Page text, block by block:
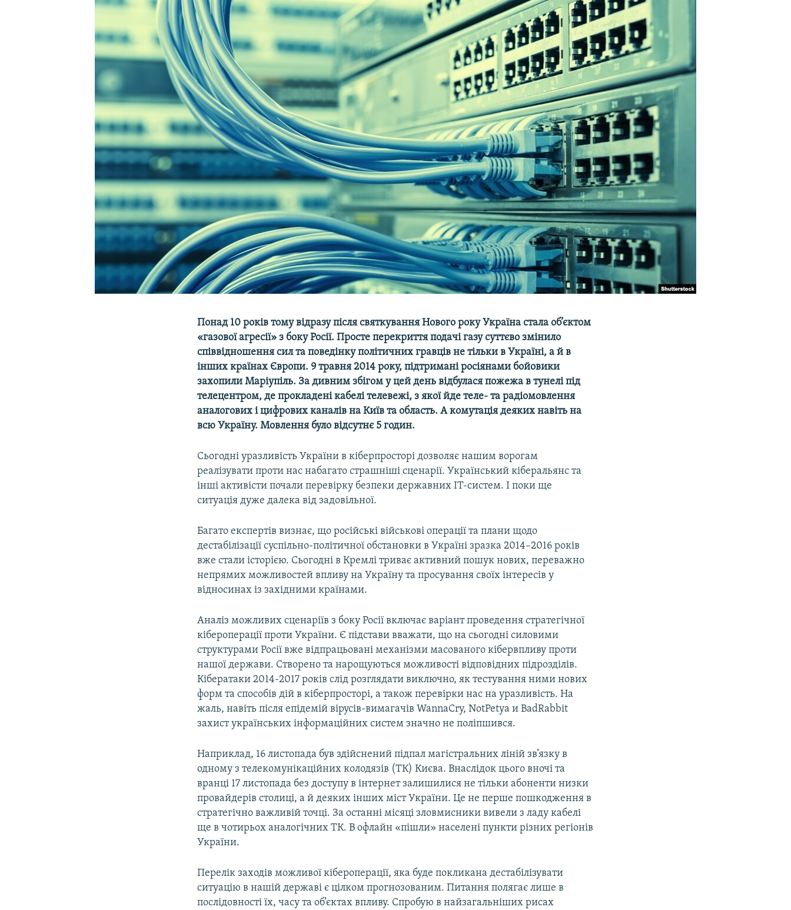
УКРАЇНСЬКА ПРОБЛЕМА КРИМУ
Понад 10 років тому відразу після святкування Нового року Україна стала об’єктом
«газової агресії» з боку Росії. Просте перекриття подачі газу суттєво змінило
співвідношення сил та поведінку політичних гравців не тільки в Україні, а й в
інших країнах Європи. 9 травня 2014 року, підтримані росіянами бойовики
захопили Маріупіль. За дивним збігом у цей день відбулася пожежав тунелі під
телецентром, де прокладені кабелі телевежі, з якої йде теле- та радіомовлення
аналогових і цифрових каналів на Київ та область. А комутація деяких навіть на
всю Україну. Мовлення було відсутнє 5 годин.
Сьогодні уразливість України в кіберпросторі дозволяє нашим ворогам
реалізувати проти нас набагато страшніші сценарії. Український кіберальянс та
інші активісти почали перевірку безпеки державних ІТ-систем. І поки ще
ситуація дуже далека від задовільної.
Багато експертів визнає, що російські військові операції та плани щодо
дестабілізації суспільно-політичної обстановки в Україні зразка 2014–2016 років
вже стали історією. Сьогодні в Кремлі триває активний пошук нових, переважно
непрямих можливостей впливу на Україну та просування своїх інтересів у
відносинах із західними країнами.
Аналіз можливих сценаріїв з боку Росії включає варіант проведення стратегічної
кібероперації проти України. Є підстави вважати, що на сьогодні силовими
структурами Росії вже відпрацьовані механізми масованого кібервпливу проти
нашої держави. Створено та нарощуються можливості відповідних підрозділів.
Кібератаки 2014-2017 років слід розглядати виключно, як тестування ними нових
форм та способів дій в кіберпросторі, а також перевірки нас на уразливість. На
жаль, навіть після епідемій вірусів-вимагачів WannaCry, NotPetya и BadRabbit
захист українських інформаційних систем значно не поліпшився.
Наприклад, 16 листопада був здійснений підпал магістральних ліній зв’язку в
одному з телекомунікаційних колодязів (ТК) Києва. Внаслідок цього вночі та
вранці 17 листопада без доступу в інтернет залишилися не тільки абоненти низки
провайдерів столиці, а й деяких інших міст України. Це не перше пошкодження в
стратегічно важливій точці. За останні місяці зловмисники вивели з ладу кабелі
ще в чотирьох аналогічних ТК. В офлайн «пішли» населені пункти різних регіонів
України.
Перелік заходів можливої кібероперації, яка буде покликана дестабілізувати
ситуацію в нашій державі є цілком прогнозованим. Питання полягає лише в
послідовності їх, часу та об’єктах впливу. Спробую в найзагальніших рисах